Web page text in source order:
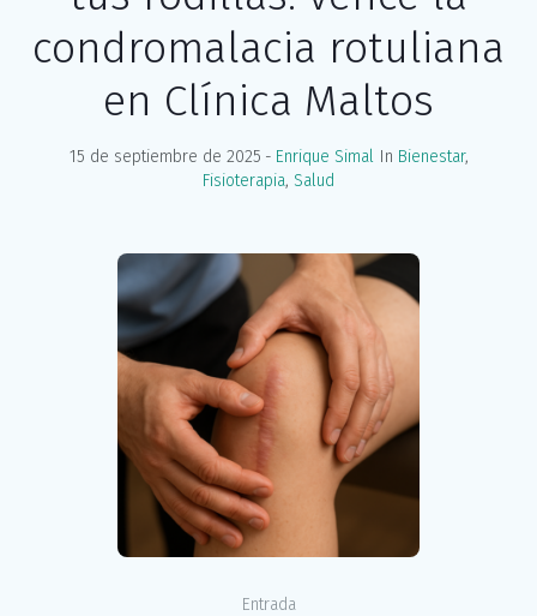
condromalacia rotuliana
en Clínica Maltos
15 de septiembre de 2025 Enrique Simal In Bienestar,
Fisioterapia, Salud
Entrada